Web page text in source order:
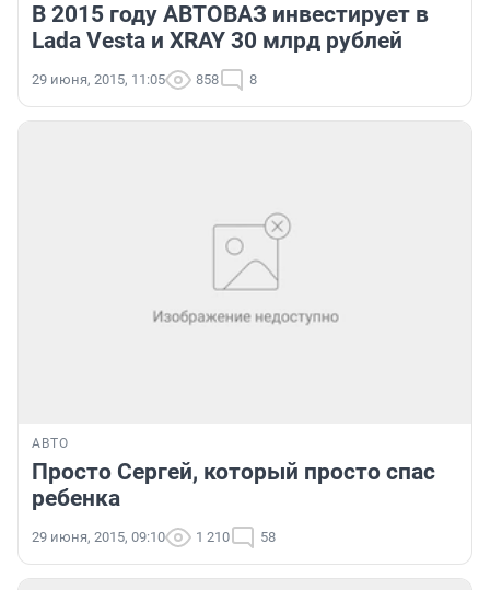
В 2015 году АВТОВАЗ инвестирует в
Lada Vesta и XRAY 30 млрд рублей
29 июня, 2015, 11:05 858 8
АВТО
Просто Сергей, который просто спас
ребенка
29 июня, 2015, 09:10 1 210 58